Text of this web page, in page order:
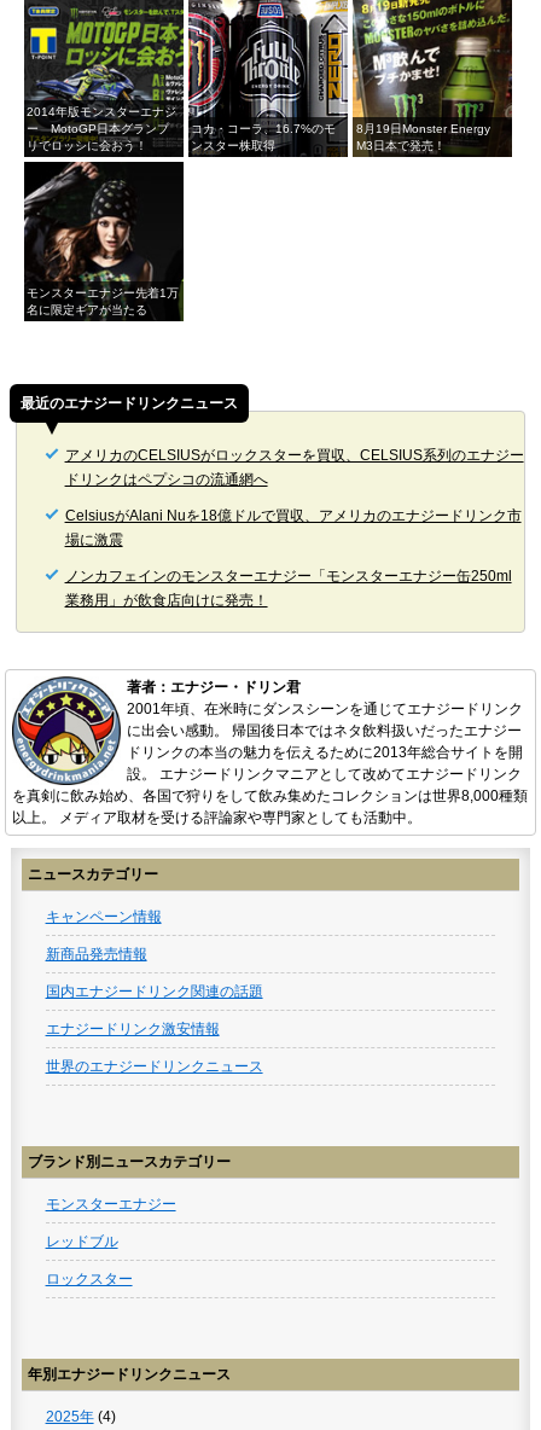
2014年版モンスターエナジ
ー MotoGP日本グランプ
リでロッシに会おう！
コカ・コーラ、16.7%のモ
ンスター株取得
8月19日Monster Energy
M3日本で発売！
モンスターエナジー先着1万
名に限定ギアが当たる
最近のエナジードリンクニュース
アメリカのCELSIUSがロックスターを買収、CELSIUS系列のエナジー
ドリンクはペプシコの流通網へ
CelsiusがAlani Nuを18億ドルで買収、アメリカのエナジードリンク市
場に激震
ノンカフェインのモンスターエナジー「モンスターエナジー缶250ml
業務用」が飲食店向けに発売！
著者：エナジー・ドリン君
2001年頃、在米時にダンスシーンを通じてエナジードリンク
に出会い感動。 帰国後日本ではネタ飲料扱いだったエナジー
ドリンクの本当の魅力を伝えるために2013年総合サイトを開
設。 エナジードリンクマニアとして改めてエナジードリンク
を真剣に飲み始め、各国で狩りをして飲み集めたコレクションは世界8,000種類
以上。 メディア取材を受ける評論家や専門家としても活動中。
ニュースカテゴリー
キャンペーン情報
新商品発売情報
国内エナジードリンク関連の話題
エナジードリンク激安情報
世界のエナジードリンクニュース
ブランド別ニュースカテゴリー
モンスターエナジー
レッドブル
ロックスター
年別エナジードリンクニュース
2025年(4)